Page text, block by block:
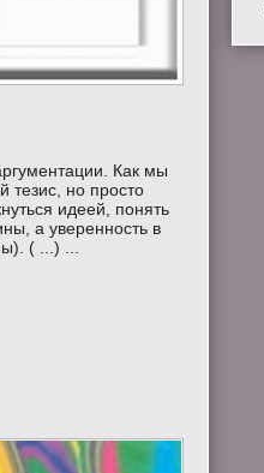
Как мы
тезис, но просто
идеей, понять
а уверенность в
( ...) ...